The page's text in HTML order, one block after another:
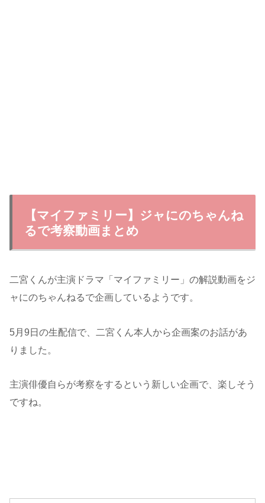
【マイファミリー】ジャにのちゃんね
るで考察動画まとめ
二宮くんが主演ドラマ「マイファミリー」の解説動画をジ
ャにのちゃんねるで企画しているようです。
5月9日の生配信で、二宮くん本人から企画案のお話があ
りました。
主演俳優自らが考察をするという新しい企画で、楽しそう
ですね。